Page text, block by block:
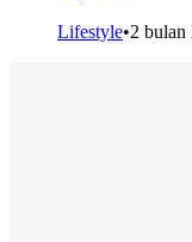
Lifestyle•2 bulan